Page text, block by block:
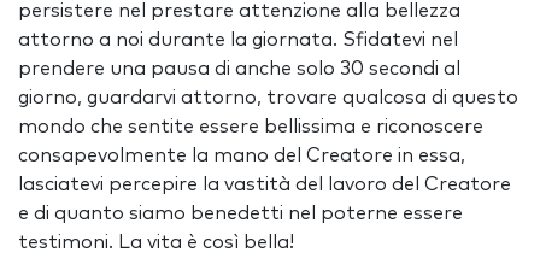
persistere nel prestare attenzione alla bellezza
attorno a noi durante la giornata. Sfidatevi nel
prendere una pausa di anche solo 30 secondi al
giorno, guardarvi attorno, trovare qualcosa di questo
mondo che sentite essere bellissima e riconoscere
consapevolmente la mano del Creatore in essa,
lasciatevi percepire la vastità del lavoro del Creatore
e di quanto siamo benedetti nel poterne essere
testimoni. La vita è così bella!